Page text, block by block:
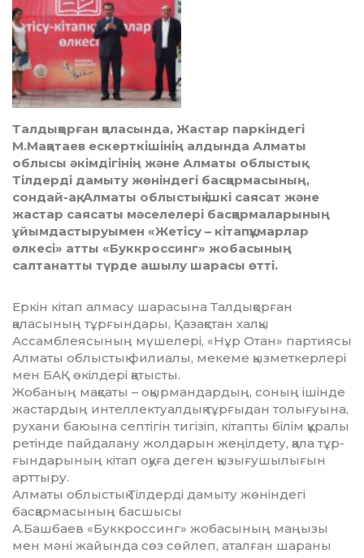
Талдықорған қаласында, Жастар паркіндегі
М.Мақатаев ескерткішінің алдында Алматы
облысы әкімдігінің және Алматы облыстық
Тілдерді дамыту жөніндегі басқармасының,
сондай-ақ, Алматы облыстық ішкі саясат және
жастар саясаты мәселелері басқармаларының
ұйымдастыруымен «Жетісу – кітапқұмарлар
өлкесі» атты «Буккроссинг» жобасының
салтанатты түрде ашылу шарасы өтті.
Еркін кітап алмасу шарасына Талды­қор­ған
қаласының тұрғындары, Қазақстан хал­қы
Ассамблеясының мүшелері, «Нұр Отан» партиясы
Алматы облыстық фили­алы, мекеме қызметкерлері
мен БАҚ өкілдері қатысты.
Жобаның мақсаты – оқырмандардың, со­ның ішінде
жастардың интеллектуалдық тұр­ғыдан толығуына,
рухани баюына септі­гін тигізіп, кітапты білім құралы
ре­тін­де пай­далану жолдарын жеңілдету, қала тұр­
ғын­дарының кітап оқуға деген қызығу­шы­лы­ғын
арттыру.
Алматы облыстық Тілдерді дамыту жө­нін­дегі
басқармасының басшысы
А.Ба­ш­­баев «Буккроссинг» жобасының маңы­зы
мен мәні жайында сөз сөйлеп, атал­ған шараны